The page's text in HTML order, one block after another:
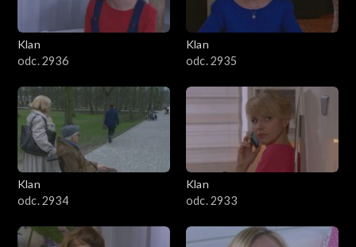
Klan
odc. 2936
Klan
odc. 2935
Klan
odc. 2934
Klan
odc. 2933